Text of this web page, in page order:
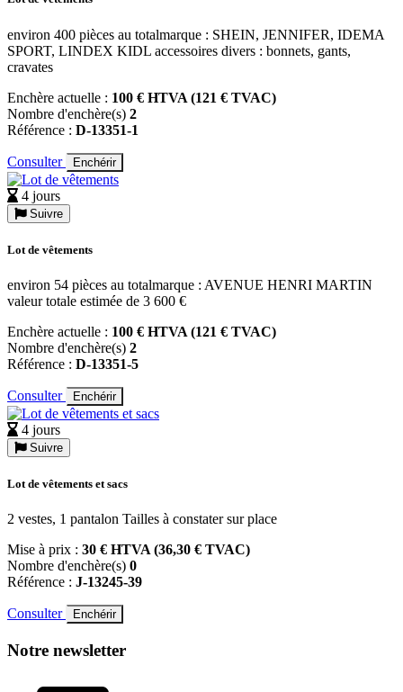
environ 400 pièces au totalmarque : SHEIN, JENNIFER, IDEMA
SPORT, LINDEX KIDL accessoires divers : bonnets, gants,
cravates
Enchère actuelle : 100 € HTVA (121 € TVAC)
Nombre d'enchère(s) 2
Référence : D-13351-1
Consulter Enchérir
4 jours
Suivre
Lot de vêtements
environ 54 pièces au totalmarque : AVENUE HENRI MARTIN
valeur totale estimée de 3 600 €
Enchère actuelle : 100 € HTVA (121 € TVAC)
Nombre d'enchère(s) 2
Référence : D-13351-5
Consulter Enchérir
4 jours
Suivre
Lot de vêtements et sacs
2 vestes, 1 pantalon Tailles à constater sur place
Mise à prix : 30 € HTVA (36,30 € TVAC)
Nombre d'enchère(s) 0
Référence : J-13245-39
Consulter Enchérir
Notre newsletter